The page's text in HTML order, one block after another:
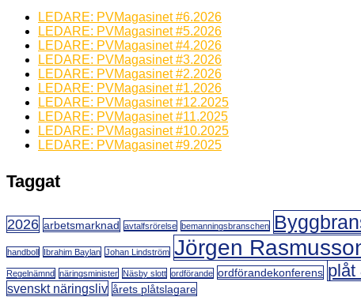
LEDARE: PVMagasinet #6.2026
LEDARE: PVMagasinet #5.2026
LEDARE: PVMagasinet #4.2026
LEDARE: PVMagasinet #3.2026
LEDARE: PVMagasinet #2.2026
LEDARE: PVMagasinet #1.2026
LEDARE: PVMagasinet #12.2025
LEDARE: PVMagasinet #11.2025
LEDARE: PVMagasinet #10.2025
LEDARE: PVMagasinet #9.2025
Taggat
2026 arbetsmarknad avtalfsrörelse bemanningsbranschen
handboll Ibrahim Baylan Johan Lindström Jörgen
Regelnämnd näringsminister Näsby slott ordförande ordförandekonferens plåt
svenskt näringsliv årets plåtslagare